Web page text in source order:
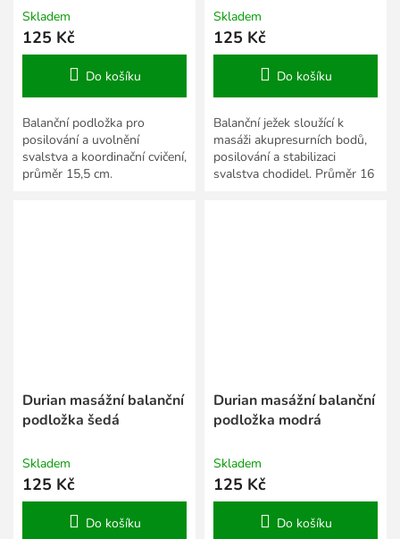
Skladem
125 Kč
Do košíku
Balanční podložka pro
posilování a uvolnění
svalstva a koordinační cvičení,
průměr 15,5 cm.
Skladem
125 Kč
Do košíku
Balanční ježek sloužící k
masáži akupresurních bodů,
posilování a stabilizaci
svalstva chodidel. Průměr 16
Durian masážní balanční
podložka šedá
Skladem
125 Kč
Do košíku
Durian masážní balanční
podložka modrá
Skladem
125 Kč
Do košíku